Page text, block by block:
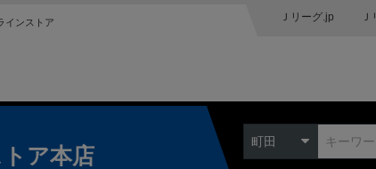
インストア Ｊリーグ.jp
ア本店
町田